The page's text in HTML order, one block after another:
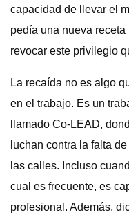
capacidad de llevar el
pedía una nueva
revocar este privilegio
La recaída no es algo
en el trabajo. Es un
llamado Co-LEAD,
luchan contra la falta
las calles. Incluso
cual es frecuente, es
profesional. Además,